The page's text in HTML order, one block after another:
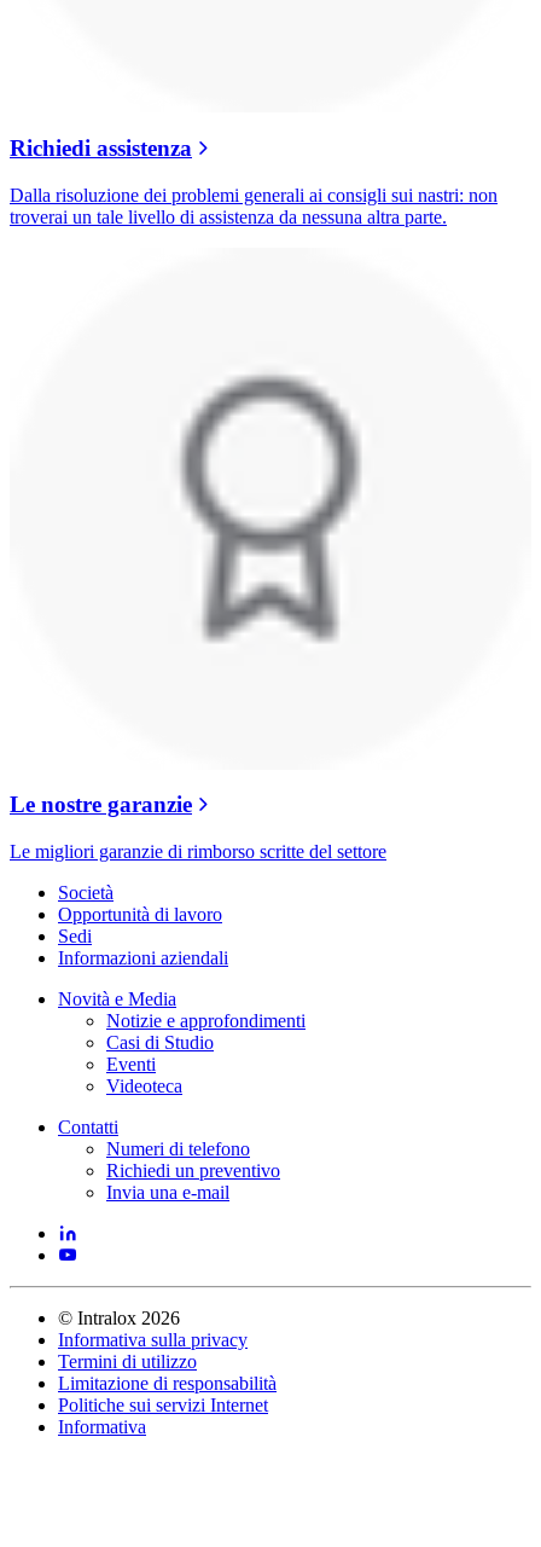
Richiedi assistenza
Dalla risoluzione dei problemi generali ai consigli sui nastri: non
troverai un tale livello di assistenza da nessuna altra parte.
Le nostre garanzie
Le migliori garanzie di rimborso scritte del settore
Società
Opportunità di lavoro
Sedi
Informazioni aziendali
Novità e Media
Notizie e approfondimenti
Casi di Studio
Eventi
Videoteca
Contatti
Numeri di telefono
Richiedi un preventivo
Invia una e-mail
© Intralox 2026
Informativa sulla privacy
Termini di utilizzo
Limitazione di responsabilità
Politiche sui servizi Internet
Informativa